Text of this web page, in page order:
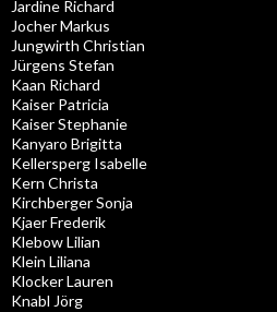
Jardine Richard
Jocher Markus
Jungwirth Christian
Jürgens Stefan
Kaan Richard
Kaiser Patricia
Kaiser Stephanie
Kanyaro Brigitta
Kellersperg Isabelle
Kern Christa
Kirchberger Sonja
Kjaer Frederik
Klebow Lilian
Klein Liliana
Klocker Lauren
Knabl Jörg